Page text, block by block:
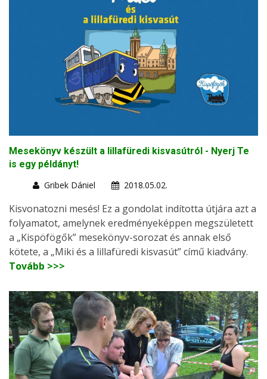
Mesekönyv készült a lillafüredi kisvasútról - Nyerj Te
is egy példányt!
Gribek Dániel
2018.05.02.
Kisvonatozni mesés! Ez a gondolat indította útjára azt a
folyamatot, amelynek eredményeképpen megszületett
a „Kispöfögők” mesekönyv-sorozat és annak első
kötete, a „Miki és a lillafüredi kisvasút” című kiadvány.
Tovább >>>